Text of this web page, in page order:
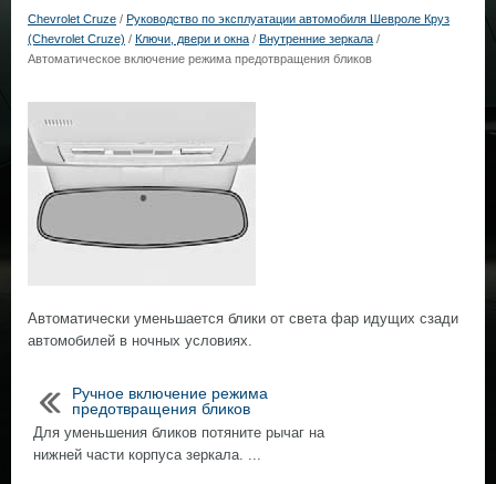
Chevrolet Cruze / Руководство по эксплуатации автомобиля Шевроле Круз
(Chevrolet Cruze) / Ключи, двери и окна / Внутренние зеркала /
Автоматическое включение режима предотвращения бликов
Автоматически уменьшается блики от света фар идущих сзади
автомобилей в ночных условиях.
Ручное включение режима
предотвращения бликов
Для уменьшения бликов потяните рычаг на
нижней части корпуса зеркала. ...